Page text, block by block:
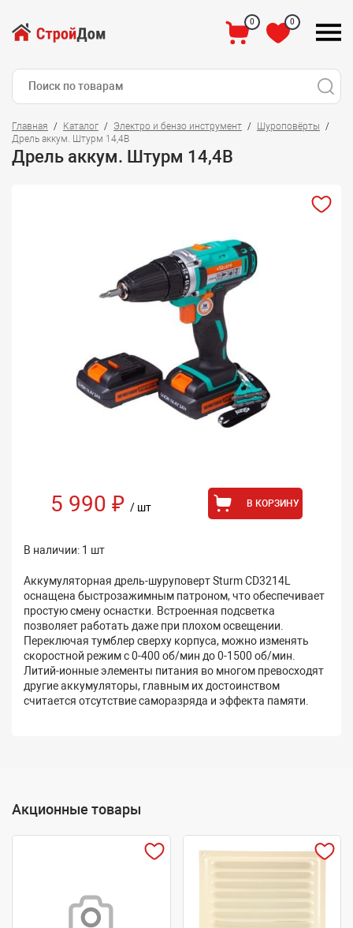
0 0
Главная Каталог Электро и бензо инструмент
Шуроповёрты
Дрель аккум. Штурм 14,4В
Дрель аккум. Штурм 14,4В
5 990 ₽ / шт В КОРЗИНУ
В наличии: 1 шт
Аккумуляторная дрель-шуруповерт Sturm CD3214L
оснащена быстрозажимным патроном, что обеспечивает
простую смену оснастки. Встроенная подсветка
позволяет работать даже при плохом освещении.
Переключая тумблер сверху корпуса, можно изменять
скоростной режим с 0-400 об/мин до 0-1500 об/мин.
Литий-ионные элементы питания во многом превосходят
другие аккумуляторы, главным их достоинством
считается отсутствие саморазряда и эффекта памяти.
Акционные товары